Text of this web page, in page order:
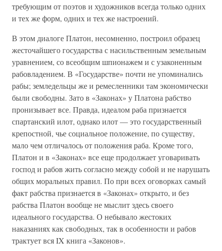
требующим от поэтов и художников всегда только одних
и тех же форм, одних и тех же настроений.
В этом диалоге Платон, несомненно, построил образец
жесточайшего государства с насильственным земельным
уравнением, со всеобщим шпионажем и с узаконенным
рабовладением. В «Государстве» почти не упоминались
рабы; земледельцы же и ремесленники там экономически
были свободны. Зато в «Законах» у Платона рабство
пронизывает все. Правда, идеалом раба признается
спартанский илот, однако илот — это государственный
крепостной, чье социальное положение, по существу,
мало чем отличалось от положения раба. Кроме того,
Платон и в «Законах» все еще продолжает уговаривать
господ и рабов жить согласно между собой и не нарушать
общих моральных правил. По при всех оговорках самый
факт рабства признается в «Законах» открыто, и без
рабства Платон вообще не мыслит здесь своего
идеального государства. О небывало жестоких
наказаниях как свободных, так в особенности и рабов
трактует вся IX книга «Законов».